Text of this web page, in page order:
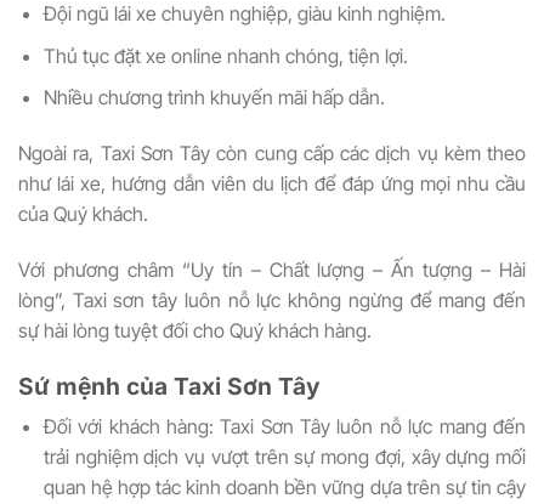
Đội ngũ lái xe chuyên nghiệp, giàu kinh nghiệm.
Thủ tục đặt xe online nhanh chóng, tiện lợi.
Nhiều chương trình khuyến mãi hấp dẫn.
Ngoài ra, Taxi Sơn Tây còn cung cấp các dịch vụ kèm theo
như lái xe, hướng dẫn viên du lịch để đáp ứng mọi nhu cầu
của Quý khách.
Với phương châm “Uy tín – Chất lượng – Ấn tượng – Hài
lòng”, Taxi sơn tây luôn nỗ lực không ngừng để mang đến
sự hài lòng tuyệt đối cho Quý khách hàng.
Sứ mệnh của Taxi Sơn Tây
Đối với khách hàng: Taxi Sơn Tây luôn nỗ lực mang đến
trải nghiệm dịch vụ vượt trên sự mong đợi, xây dựng mối
quan hệ hợp tác kinh doanh bền vững dựa trên sự tin cậy